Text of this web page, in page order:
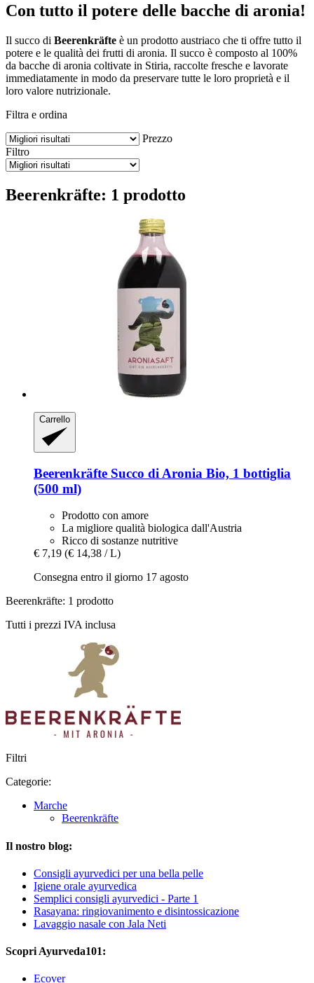
Con tutto il potere delle bacche di aronia!
Il succo di Beerenkräfte è un prodotto austriaco che ti offre tutto il
potere e le qualità dei frutti di aronia. Il succo è composto al 100%
da bacche di aronia coltivate in Stiria, raccolte fresche e lavorate
immediatamente in modo da preservare tutte le loro proprietà e il
loro valore nutrizionale.
Filtra e ordina
Prezzo
Filtro
Beerenkräfte: 1 prodotto
Carrello
Beerenkräfte Succo di Aronia Bio, 1 bottiglia
(500 ml)
Prodotto con amore
La migliore qualità biologica dall'Austria
Ricco di sostanze nutritive
€ 7,19 (€ 14,38 / L)
Consegna entro il giorno 17 agosto
Beerenkräfte: 1 prodotto
Tutti i prezzi IVA inclusa
Filtri
Categorie:
Marche
Beerenkräfte
Il nostro blog:
Consigli ayurvedici per una bella pelle
Igiene orale ayurvedica
Semplici consigli ayurvedici - Parte 1
Rasayana: ringiovanimento e disintossicazione
Lavaggio nasale con Jala Neti
Scopri Ayurveda101:
Ecover